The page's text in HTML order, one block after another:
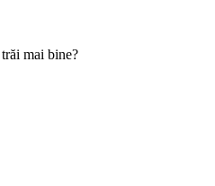
mai bine?